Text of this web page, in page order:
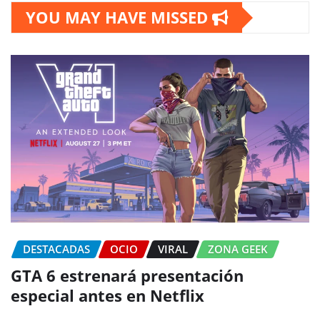
YOU MAY HAVE MISSED
DESTACADAS OCIO VIRAL ZONA GEEK
GTA 6 estrenará presentación
especial antes en Netflix